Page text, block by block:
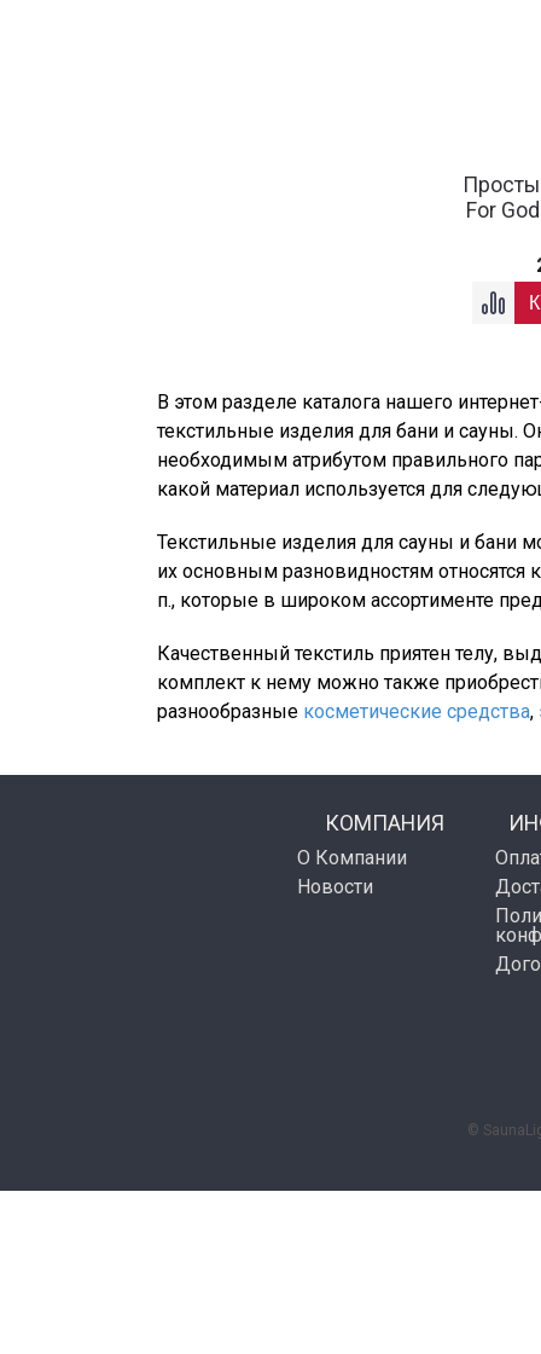
For
В этом разделе каталога нашего
текстильные изделия для бани и сауны.
необходимым атрибутом правильного
какой материал используется для
Текстильные изделия для сауны и
их основным разновидностям относятся
п., которые в широком ассортименте
Качественный текстиль приятен телу,
комплект к нему можно также
разнообразные косметические средства,
КОМПАНИЯ
О Компании
Новости
©